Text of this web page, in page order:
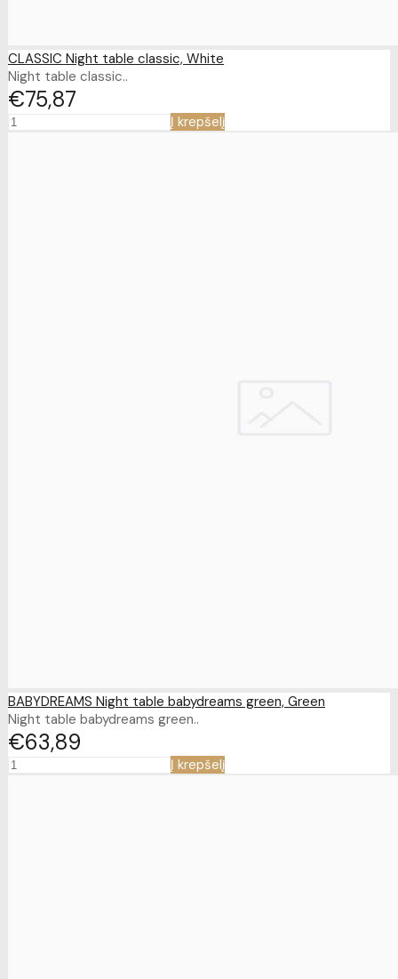
CLASSIC Night table classic, White
Night table classic..
€75 87
Į krepšelį
BABYDREAMS Night table babydreams green, Green
Night table babydreams green..
€63 89
Į krepšelį